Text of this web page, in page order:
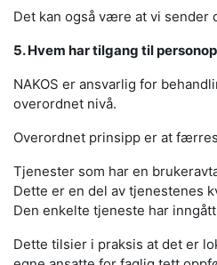
Det kan også være at vi sender
5. Hvem har tilgang til
NAKOS er ansvarlig for
overordnet nivå.
Overordnet prinsipp er at
Tjenester som har en
Dette er en del av tjenestenes
Den enkelte tjeneste har
Dette tilsier i praksis at det er